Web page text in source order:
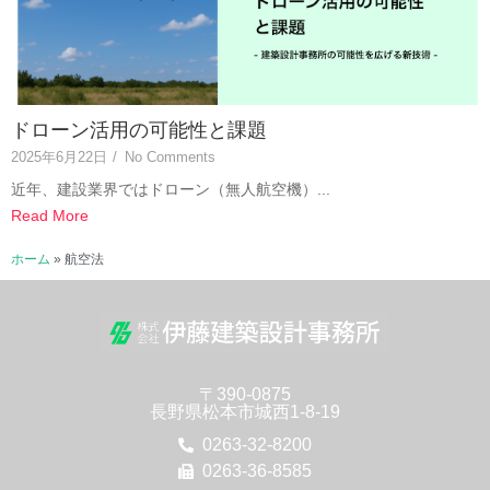
ドローン活用の可能性と課題
2025年6月22日 / No Comments
近年、建設業界ではドローン（無人航空機）...
Read More
ホーム » 航空法
〒390-0875
長野県松本市城西1-8-19
0263-32-8200
0263-36-8585